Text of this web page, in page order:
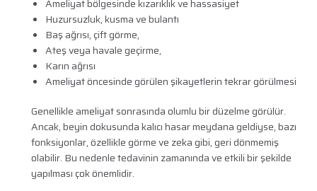
Ameliyat bölgesinde kızarıklık ve hassasiyet
Huzursuzluk, kusma ve bulantı
Baş ağrısı, çift görme,
Ateş veya havale geçirme,
Karın ağrısı
Ameliyat öncesinde görülen şikayetlerin tekrar görülmesi
Genellikle ameliyat sonrasında olumlu bir düzelme görülür.
Ancak, beyin dokusunda kalıcı hasar meydana geldiyse, bazı
fonksiyonlar, özellikle görme ve zeka gibi, geri dönmemiş
olabilir. Bu nedenle tedavinin zamanında ve etkili bir şekilde
yapılması çok önemlidir.